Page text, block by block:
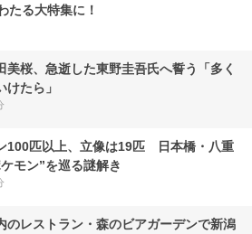
たる大特集に！
美桜、急逝した東野圭吾氏へ誓う「多く
けたら」
100匹以上、立像は19匹 日本橋・八重
モン”を巡る謎解き
のレストラン・森のビアガーデンで新潟